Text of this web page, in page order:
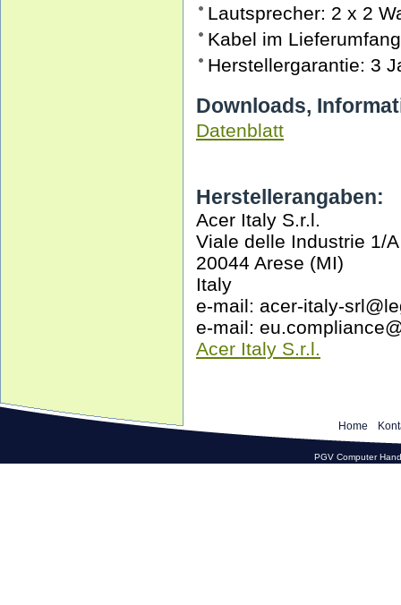
Lautsprecher: 2 x 2
Kabel im
Herstellergarantie: 3
Downloads,
Datenblatt
Herstellerangaben:
Acer Italy S.r.l.
Viale delle Industrie 1/A
20044 Arese (MI)
Italy
e-mail: acer-italy-
e-mail:
Acer Italy S.r.l.
Home
PGV Computer